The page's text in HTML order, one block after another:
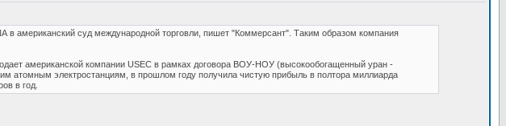
в американский суд международной торговли, пишет "Коммерсант". Таким образом компания
американской компании USEC в рамках договора ВОУ-НОУ (высокообогащенный уран -
атомным электростанциям, в прошлом году получила чистую прибыль в полтора миллиарда
в год.